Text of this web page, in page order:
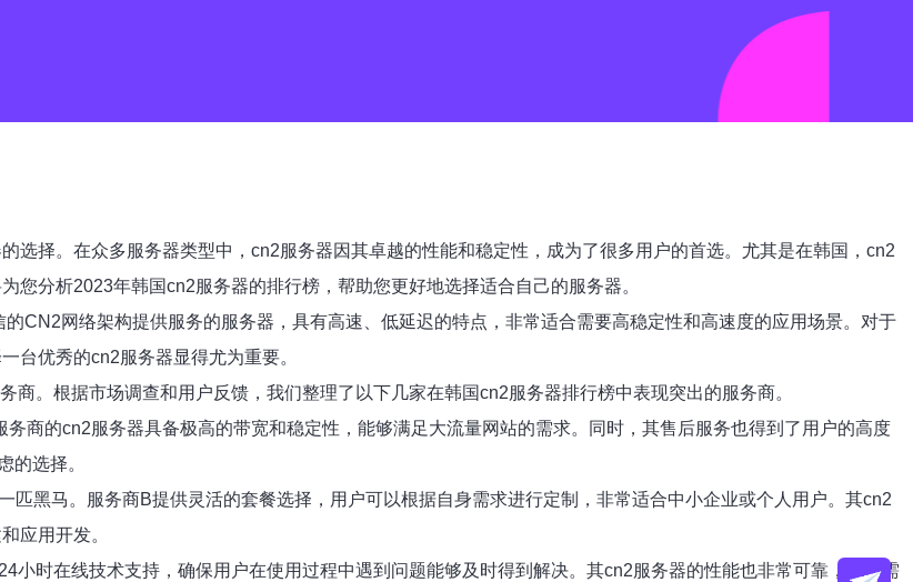
选择。在众多服务器类型中，cn2服务器因其卓越的性能和稳定性，成为了很多用户的首选。尤其是在韩国，cn2
分析2023年韩国cn2服务器的排行榜，帮助您更好地选择适合自己的服务器。
CN2网络架构提供服务的服务器，具有高速、低延迟的特点，非常适合需要高稳定性和高速度的应用场景。对于
台优秀的cn2服务器显得尤为重要。
。根据市场调查和用户反馈，我们整理了以下几家在韩国cn2服务器排行榜中表现突出的服务商。
商的cn2服务器具备极高的带宽和稳定性，能够满足大流量网站的需求。同时，其售后服务也得到了用户的高度
的选择。
匹黑马。服务商B提供灵活的套餐选择，用户可以根据自身需求进行定制，非常适合中小企业或个人用户。其cn2
应用开发。
小时在线技术支持，确保用户在使用过程中遇到问题能够及时得到解决。其cn2服务器的性能也非常可靠，适合需